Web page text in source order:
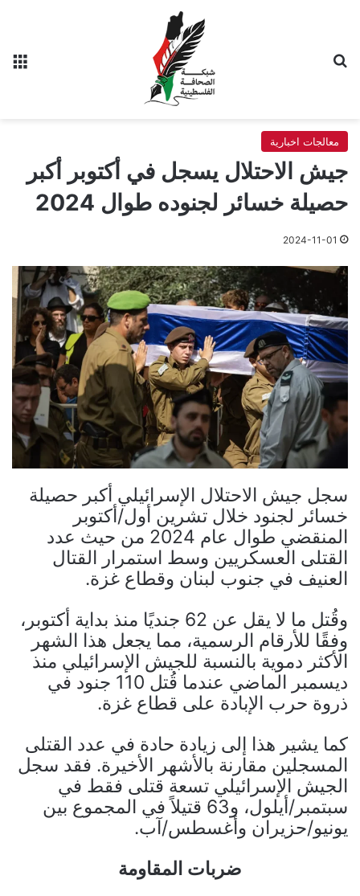
معالجات اخبارية
جيش الاحتلال يسجل في أكتوبر أكبر
حصيلة خسائر لجنوده طوال 2024
2024-11-01
سجل جيش الاحتلال الإسرائيلي أكبر حصيلة
خسائر لجنود خلال تشرين أول/أكتوبر
المنقضي طوال عام 2024 من حيث عدد
القتلى العسكريين وسط استمرار القتال
العنيف في جنوب لبنان وقطاع غزة.
وقُتل ما لا يقل عن 62 جنديًا منذ بداية أكتوبر،
وفقًا للأرقام الرسمية، مما يجعل هذا الشهر
الأكثر دموية بالنسبة للجيش الإسرائيلي منذ
ديسمبر الماضي عندما قُتل 110 جنود في
ذروة حرب الإبادة على قطاع غزة.
كما يشير هذا إلى زيادة حادة في عدد القتلى
المسجلين مقارنة بالأشهر الأخيرة. فقد سجل
الجيش الإسرائيلي تسعة قتلى فقط في
سبتمبر/أيلول، و63 قتيلاً في المجموع بين
يونيو/حزيران وأغسطس/آب.
ضربات المقاومة